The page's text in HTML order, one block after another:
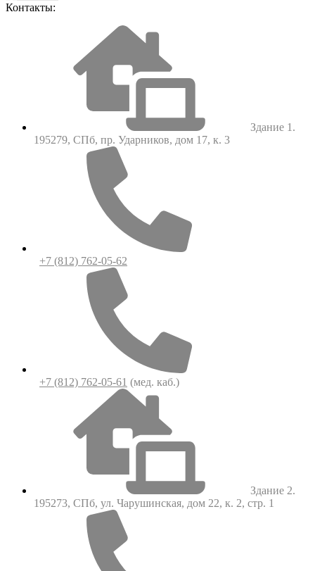
Контакты:
Здание 1.
195279, СПб, пр. Ударников, дом 17, к. 3
+7 (812) 762-05-62
+7 (812) 762-05-61 (мед. каб.)
Здание 2.
195273, СПб, ул. Чарушинская, дом 22, к. 2, стр. 1